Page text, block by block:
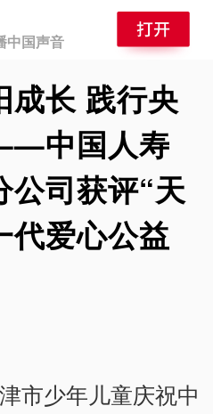
中国声音
成长 践行央
中国人寿
公司获评“天
代爱心公益
市少年儿童庆祝中